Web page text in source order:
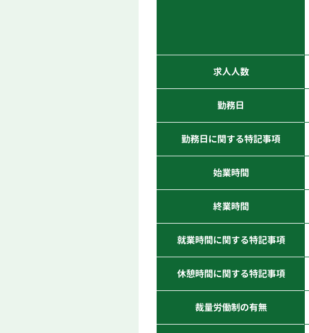
求人人数
勤務日
勤務日に関する特記事項
始業時間
終業時間
就業時間に関する特記事項
休憩時間に関する特記事項
裁量労働制の有無